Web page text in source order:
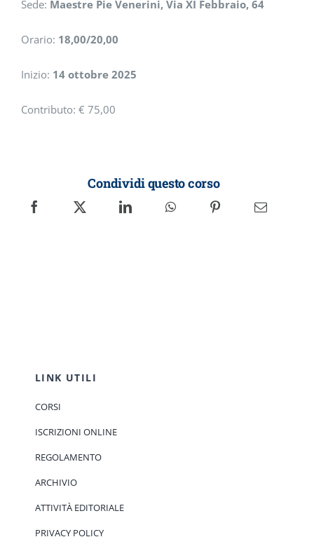
Sede: Maestre Pie Venerini, Via XI Febbraio, 64
Orario: 18,00/20,00
Inizio: 14 ottobre 2025
Contributo: € 75,00
Condividi questo corso
LINK UTILI
CORSI
ISCRIZIONI ONLINE
REGOLAMENTO
ARCHIVIO
ATTIVITÀ EDITORIALE
PRIVACY POLICY